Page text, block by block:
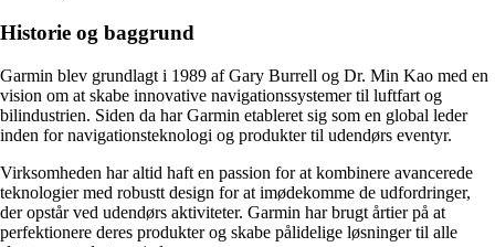
Historie og baggrund
Garmin blev grundlagt i 1989 af Gary Burrell og Dr. Min Kao med en
vision om at skabe innovative navigationssystemer til luftfart og
bilindustrien. Siden da har Garmin etableret sig som en global leder
inden for navigationsteknologi og produkter til udendørs eventyr.
Virksomheden har altid haft en passion for at kombinere avancerede
teknologier med robustt design for at imødekomme de udfordringer,
der opstår ved udendørs aktiviteter. Garmin har brugt årtier på at
perfektionere deres produkter og skabe pålidelige løsninger til alle